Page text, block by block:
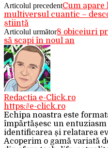
Articolul precedentCum apare
multiversul cuantic –
știință
Articolul următor8 obiceiuri
să scapi în noul an
Redactia e-Click.ro
https://e-click.ro
Echipa noastra este
împărtășesc un
identificarea și relatarea
Acoperim o gamă variată